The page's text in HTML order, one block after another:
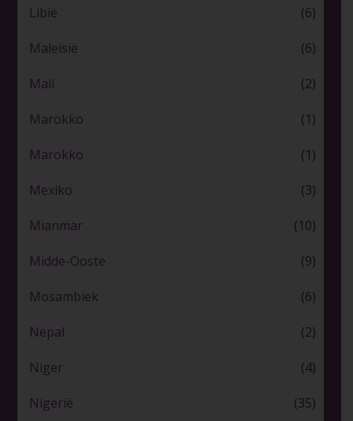
Libië (6)
Maleisië (6)
Mali (2)
Marokko (1)
Marokko (1)
Mexiko (3)
Mianmar (10)
Midde-Ooste (9)
Mosambiek (6)
Nepal (2)
Niger (4)
Nigerië (35)